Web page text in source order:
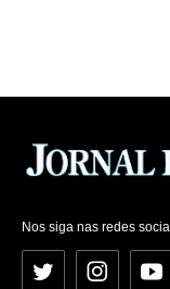
Nos siga nas redes
Twitter Instagram